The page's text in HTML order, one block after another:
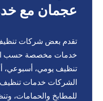
عجمان مع
تقدم بعض شركات
خدمات مخصصة حسب
تنظيف يومي، أسبوعي،
الشركات خدمات تنظيف
للمطابخ والحمامات،